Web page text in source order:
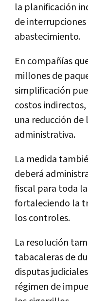
la planificación
de
abastecimiento.
En compañías
millones de
simplificación
costos
una reducción
administrativa.
La medida
deberá
fiscal para toda
fortaleciendo la
los controles.
La resolución
tabacaleras de
disputas
régimen de